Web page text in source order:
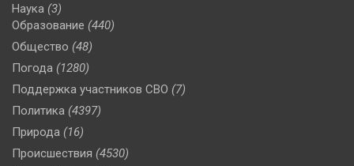
Наука (3)
Образование (440)
Общество (48)
Погода (1280)
Поддержка участников СВО (7)
Политика (4397)
Природа (16)
Происшествия (4530)